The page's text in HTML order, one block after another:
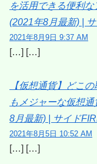
を活用できる便利
(2021年8月最新) |
2021年8月9日 9:37 AM
[…] […]
【仮想通貨】どこ
もメジャーな仮想
8月最新) | サイド
2021年8月5日 10:52 AM
[…] […]